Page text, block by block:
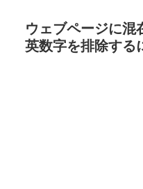
ウェブページに混
英数字を排除する